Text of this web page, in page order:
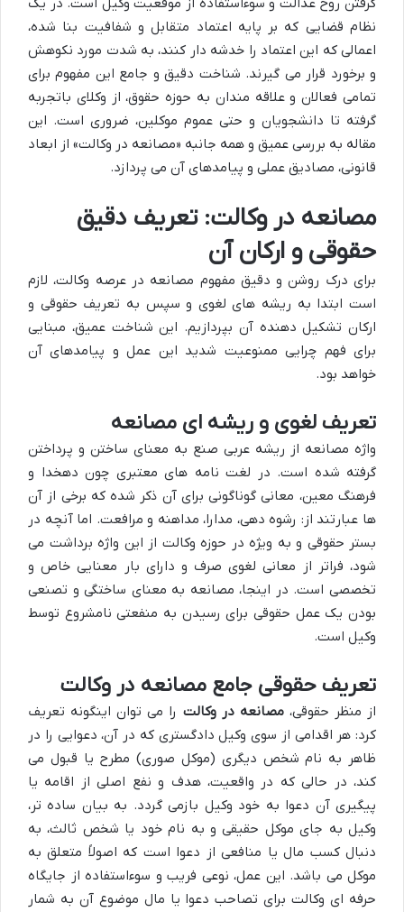
نظام قضایی که بر پایه اعتماد متقابل و شفافیت بنا شده،
اعمالی که این اعتماد را خدشه دار کنند، به شدت مورد نکوهش
و برخورد قرار می گیرند. شناخت دقیق و جامع این مفهوم برای
تمامی فعالان و علاقه مندان به حوزه حقوق، از وکلای باتجربه
گرفته تا دانشجویان و حتی عموم موکلین، ضروری است. این
مقاله به بررسی عمیق و همه جانبه «مصانعه در وکالت» از ابعاد
قانونی، مصادیق عملی و پیامدهای آن می پردازد.
مصانعه در وکالت: تعریف دقیق
حقوقی و ارکان آن
برای درک روشن و دقیق مفهوم مصانعه در عرصه وکالت، لازم
است ابتدا به ریشه های لغوی و سپس به تعریف حقوقی و
ارکان تشکیل دهنده آن بپردازیم. این شناخت عمیق، مبنایی
برای فهم چرایی ممنوعیت شدید این عمل و پیامدهای آن
خواهد بود.
تعریف لغوی و ریشه ای مصانعه
واژه مصانعه از ریشه عربی صنع به معنای ساختن و پرداختن
گرفته شده است. در لغت نامه های معتبری چون دهخدا و
فرهنگ معین، معانی گوناگونی برای آن ذکر شده که برخی از آن
ها عبارتند از: رشوه دهی، مدارا، مداهنه و مرافعت. اما آنچه در
بستر حقوقی و به ویژه در حوزه وکالت از این واژه برداشت می
شود، فراتر از معانی لغوی صرف و دارای بار معنایی خاص و
تخصصی است. در اینجا، مصانعه به معنای ساختگی و تصنعی
بودن یک عمل حقوقی برای رسیدن به منفعتی نامشروع توسط
وکیل است.
تعریف حقوقی جامع مصانعه در وکالت
از منظر حقوقی،مصانعه در وکالت را می توان اینگونه تعریف
کرد: هر اقدامی از سوی وکیل دادگستری که در آن، دعوایی را در
ظاهر به نام شخص دیگری (موکل صوری) مطرح یا قبول می
کند، در حالی که در واقعیت، هدف و نفع اصلی از اقامه یا
پیگیری آن دعوا به خود وکیل بازمی گردد. به بیان ساده تر،
وکیل به جای موکل حقیقی و به نام خود یا شخص ثالث، به
دنبال کسب مال یا منافعی از دعوا است که اصولاً متعلق به
موکل می باشد. این عمل، نوعی فریب و سوءاستفاده از جایگاه
حرفه ای وکالت برای تصاحب دعوا یا مال موضوع آن به شمار